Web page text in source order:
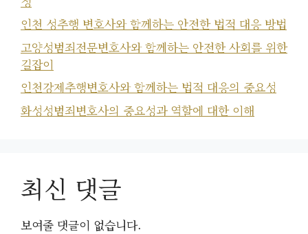
인천 성추행 변호사와 함께하는 안전한 법적 대응 방법
고양성범죄전문변호사와 함께하는 안전한 사회를 위한
길잡이
인천강제추행변호사와 함께하는 법적 대응의 중요성
화성성범죄변호사의 중요성과 역할에 대한 이해
최신 댓글
보여줄 댓글이 없습니다.